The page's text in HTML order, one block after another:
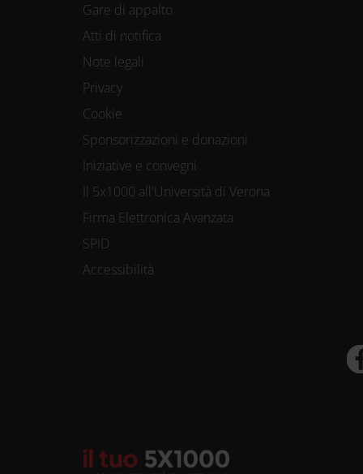
Gare di appalto
Atti di notifica
Note legali
Privacy
Cookie
Sponsorizzazioni e donazioni
Iniziative e convegni
Il 5x1000 all'Università di Verona
Firma Elettronica Avanzata
SPID
Accessibilità